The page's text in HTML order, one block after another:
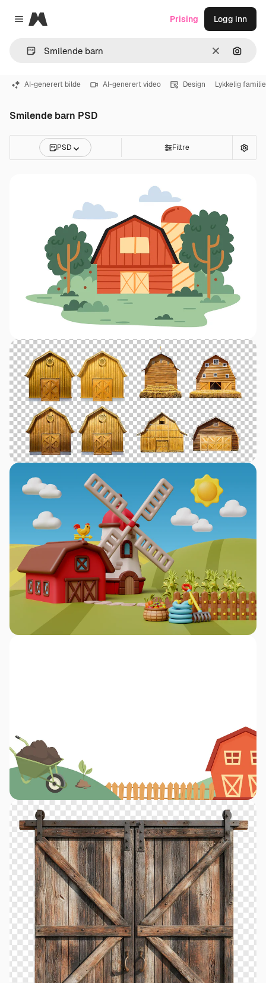
Close menu
Magnific
Slett Søk
Prising Logg inn
AI-generert bilde AI-generert video Design Lykkelig familie
Smilende barn PSD
PSD Filtre